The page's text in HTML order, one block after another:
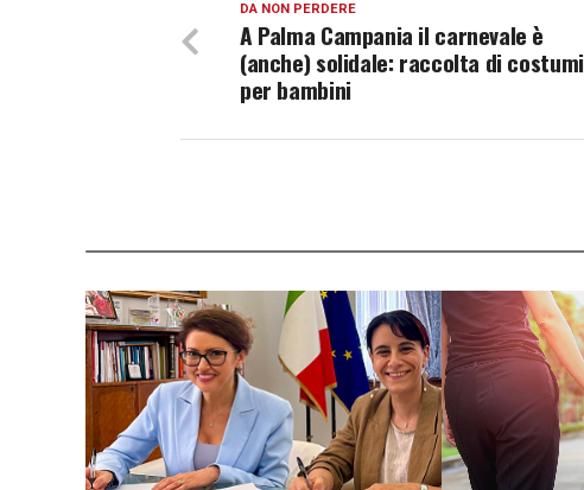
DA NON PERDERE
A Palma Campania il carnevale è
(anche) solidale: raccolta di costumi
per bambini